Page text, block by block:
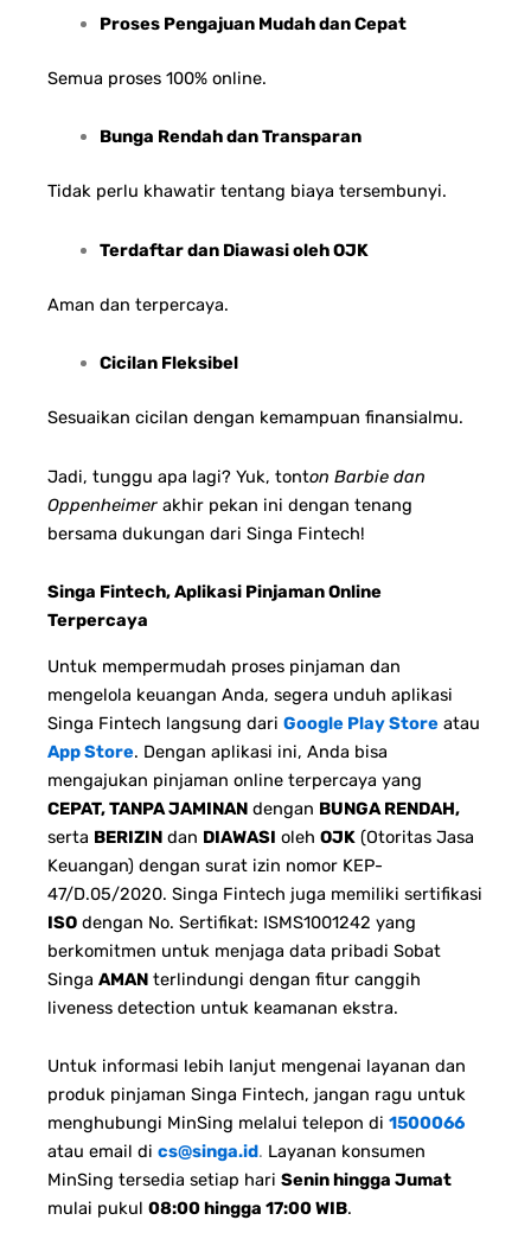
Proses Pengajuan Mudah dan Cepat
Semua proses 100% online.
Bunga Rendah dan Transparan
Tidak perlu khawatir tentang biaya tersembunyi.
Terdaftar dan Diawasi oleh OJK
Aman dan terpercaya.
Cicilan Fleksibel
Sesuaikan cicilan dengan kemampuan finansialmu.
Jadi, tunggu apa lagi? Yuk, tonton Barbie dan
Oppenheimer akhir pekan ini dengan tenang
bersama dukungan dari Singa Fintech!
Singa Fintech, Aplikasi Pinjaman Online
Terpercaya
Untuk mempermudah proses pinjaman dan
mengelola keuangan Anda, segera unduh aplikasi
Singa Fintech langsung dari Google Play Store atau
App Store. Dengan aplikasi ini, Anda bisa
mengajukan pinjaman online terpercaya yang
CEPAT, TANPA JAMINAN dengan BUNGA RENDAH,
serta BERIZIN dan DIAWASI oleh OJK (Otoritas Jasa
Keuangan) dengan surat izin nomor KEP-
47/D.05/2020. Singa Fintech juga memiliki sertifikasi
ISO dengan No. Sertifikat: ISMS1001242 yang
berkomitmen untuk menjaga data pribadi Sobat
Singa AMAN terlindungi dengan fitur canggih
liveness detection untuk keamanan ekstra.
Untuk informasi lebih lanjut mengenai layanan dan
produk pinjaman Singa Fintech, jangan ragu untuk
menghubungi MinSing melalui telepon di 1500066
atau email di cs@singa.id. Layanan konsumen
MinSing tersedia setiap hari Senin hingga Jumat
mulai pukul 08:00 hingga 17:00 WIB.